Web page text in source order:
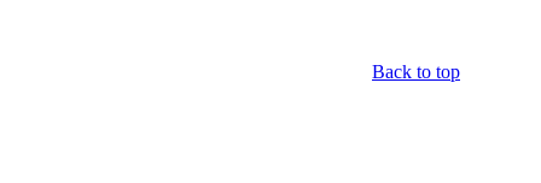
Back to top